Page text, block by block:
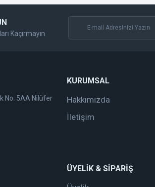
Kaçırmayın
No: 5AA Nilüfer
KURUMSAL
Hakkımızda
İletişim
ÜYELİK & SİPARİŞ